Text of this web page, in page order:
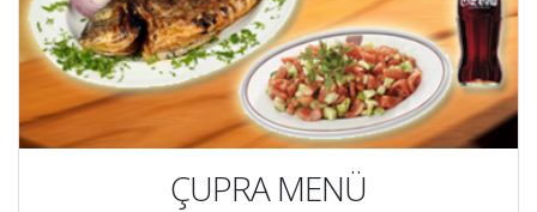
ÇUPRA MENÜ